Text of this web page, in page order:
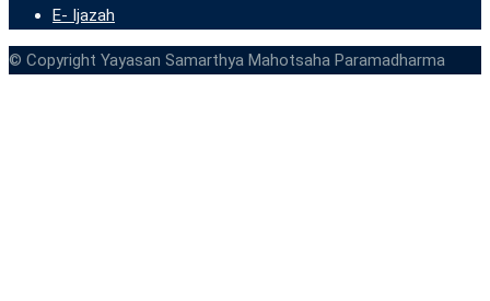
E- Ijazah
© Copyright Yayasan Samarthya Mahotsaha Paramadharma